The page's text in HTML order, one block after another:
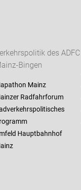
des ADFC
Bingen
Mainz
Radfahrforum
Hauptbahnhof